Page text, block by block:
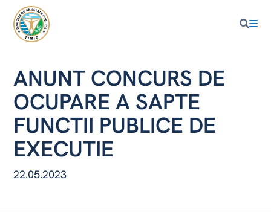
ANUNT CONCURS DE
OCUPARE A SAPTE
FUNCTII PUBLICE DE
EXECUTIE
22.05.2023